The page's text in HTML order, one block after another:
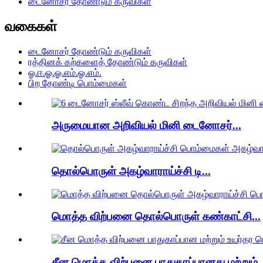
வகைகள்
டைனோசர் தோண்டும் கருவிகள்
ரத்தினக் கற்களைத் தோண்டும் கருவிகள்
ஓ.ஈ.ஓ.ஓ.எம்.ஓ.எம்.
பிற தோண்டி பொம்மைகள்
அருமையான அறிவியல் மினி டைனோசர்...
தொல்பொருள் அகழ்வாராய்ச்சி டி...
மொத்த விற்பனை தொல்பொருள் கண்காட்சி...